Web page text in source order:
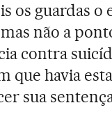
os guardas
não a
contra
que havia
sua